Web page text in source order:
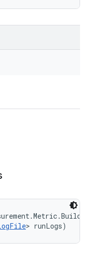
> runLogs)